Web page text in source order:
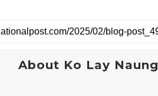
About Ko Lay Naung